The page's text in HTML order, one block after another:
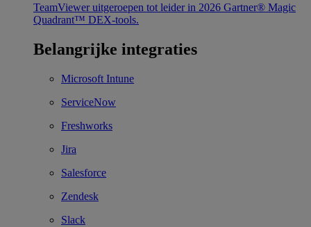
TeamViewer uitgeroepen tot leider in 2026 Gartner® Magic
Quadrant™ DEX-tools.
Belangrijke integraties
Microsoft Intune
ServiceNow
Freshworks
Jira
Salesforce
Zendesk
Slack